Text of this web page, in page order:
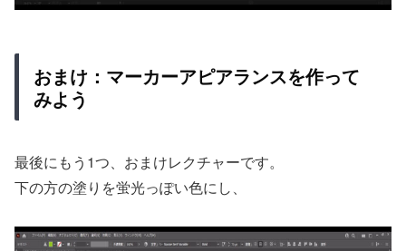
おまけ：マーカーアピアランスを作って
みよう
最後にもう1つ、おまけレクチャーです。
下の方の塗りを蛍光っぽい色にし、